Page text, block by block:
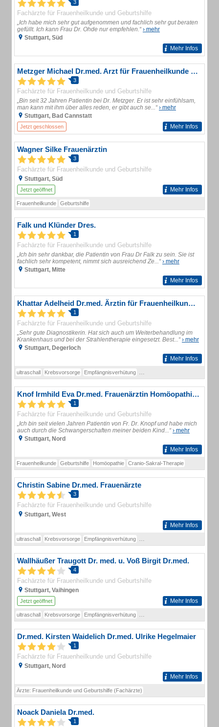
3
Fachärzte für Frauenheilkunde und Geburtshilfe
„Ich habe mich sehr gut aufgenommen und fachlich sehr gut beraten
gefüllt. Ich kann Frau Dr. Ohde nur empfehlen.“› mehr
Stuttgart, Süd
Mehr Infos
Metzger Michael Dr.med. Arzt für Frauenheilkunde und Geburtshilfe
3
Fachärzte für Frauenheilkunde und Geburtshilfe
„Bin seit 32 Jahren Patientin bei Dr. Metzger. Er ist sehr einfühlsam,
man kann mit ihm über alles reden, er gibt auch se...“› mehr
Stuttgart, Bad Cannstatt
Jetzt geschlossen Mehr Infos
Wagner Silke Frauenärztin
3
Fachärzte für Frauenheilkunde und Geburtshilfe
Stuttgart, Süd
Jetzt geöffnet Mehr Infos
Frauenheilkunde Geburtshilfe
Falk und Klünder Dres.
1
Fachärzte für Frauenheilkunde und Geburtshilfe
„Ich bin sehr dankbar, die Patientin von Frau Dr Falk zu sein. Sie ist
fachlich sehr kompetent, nimmt sich ausreichend Ze...“› mehr
Stuttgart, Mitte
Mehr Infos
Khattar Adelheid Dr.med. Ärztin für Frauenheilkunde und Geburtshilfe
1
Fachärzte für Frauenheilkunde und Geburtshilfe
„Sehr gute Diagnostikerin. Hat sich auch um Weiterbehandlung im
Krankenhaus und bei der Strahlentherapie eingesetzt. Best...“› mehr
Stuttgart, Degerloch
Mehr Infos
ultraschall Krebsvorsorge Empfängnisverhütung
Knof Irmhild Eva Dr.med. Frauenärztin Homöopathie und Akkupunktur
1
Fachärzte für Frauenheilkunde und Geburtshilfe
„Ich bin seit vielen Jahren Patientin von Fr. Dr. Knopf und habe mich
auch durch die Schwangerschaften meiner beiden Kind...“› mehr
Stuttgart, Nord
Mehr Infos
Frauenheilkunde Geburtshilfe Homöopathie Cranio-Sakral-Therapie
Christin Sabine Dr.med. Frauenärzte
3
Fachärzte für Frauenheilkunde und Geburtshilfe
Stuttgart, West
Mehr Infos
ultraschall Krebsvorsorge Empfängnisverhütung
Wallhäußer Traugott Dr. med. u. Voß Birgit Dr.med.
4
Fachärzte für Frauenheilkunde und Geburtshilfe
Stuttgart, Vaihingen
Jetzt geöffnet Mehr Infos
ultraschall Krebsvorsorge Empfängnisverhütung
Dr.med. Kirsten Waidelich Dr.med. Ulrike Hegelmaier
1
Fachärzte für Frauenheilkunde und Geburtshilfe
Stuttgart, Nord
Mehr Infos
Ärzte: Frauenheilkunde und Geburtshilfe (Fachärzte)
Noack Daniela Dr.med.
1